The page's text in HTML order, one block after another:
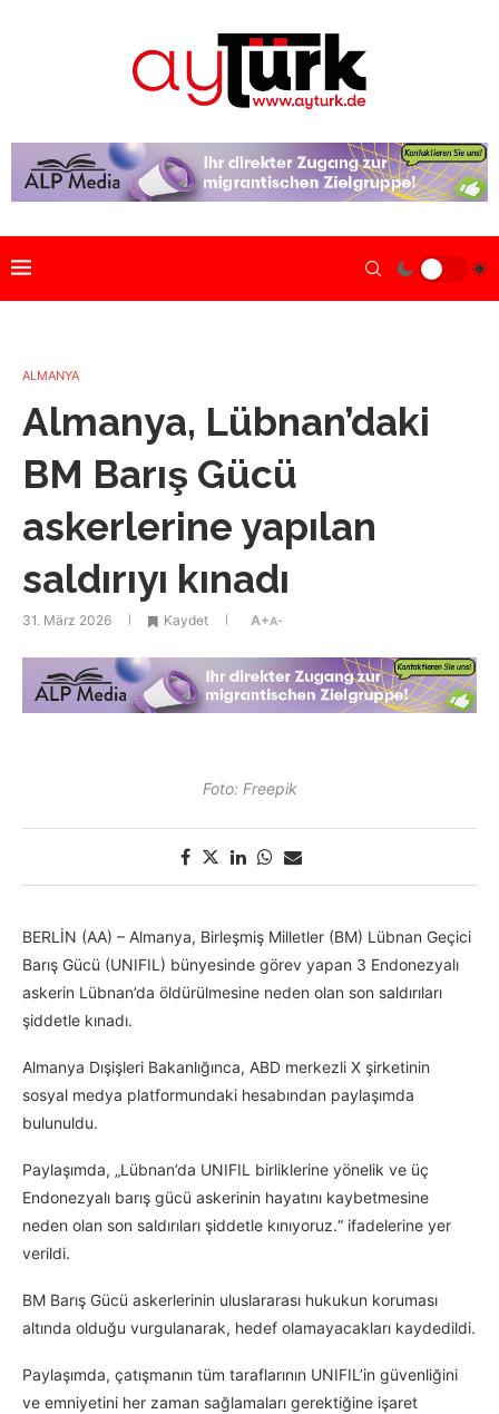
ALMANYA
Almanya, Lübnan’daki
BM Barış Gücü
askerlerine yapılan
saldırıyı kınadı
31. März 2026 Kaydet A+A-
Foto: Freepik
BERLİN (AA) – Almanya, Birleşmiş Milletler (BM) Lübnan Geçici
Barış Gücü (UNIFIL) bünyesinde görev yapan 3 Endonezyalı
askerin Lübnan’da öldürülmesine neden olan son saldırıları
şiddetle kınadı.
Almanya Dışişleri Bakanlığınca, ABD merkezli X şirketinin
sosyal medya platformundaki hesabından paylaşımda
bulunuldu.
Paylaşımda, „Lübnan’da UNIFIL birliklerine yönelik ve üç
Endonezyalı barış gücü askerinin hayatını kaybetmesine
neden olan son saldırıları şiddetle kınıyoruz.“ ifadelerine yer
verildi.
BM Barış Gücü askerlerinin uluslararası hukukun koruması
altında olduğu vurgulanarak, hedef olamayacakları kaydedildi.
Paylaşımda, çatışmanın tüm taraflarının UNIFIL’in güvenliğini
ve emniyetini her zaman sağlamaları gerektiğine işaret